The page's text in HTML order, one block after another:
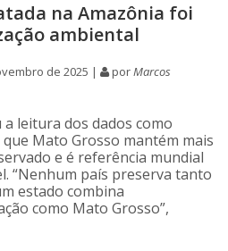
na Amazônia foi
ambiental
de 2025 | porMarcos
leitura dos dados como
Mato Grosso mantém mais
e é referência mundial
“Nenhum país preserva tanto
estado combina
como Mato Grosso”,